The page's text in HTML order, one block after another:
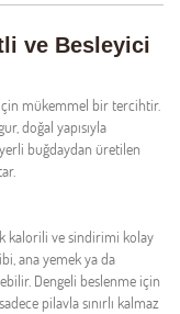
ve Besleyici
mükemmel bir tercihtir.
doğal yapısıyla
buğdaydan üretilen
kalorili ve sindirimi kolay
ana yemek ya da
Dengeli beslenme için
pilavla sınırlı kalmaz